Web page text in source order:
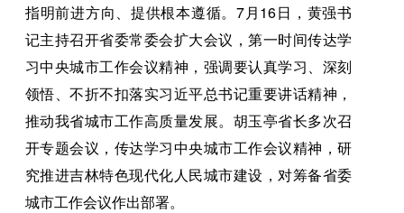
指明前进方向、提供根本遵循。7月16日，黄强书
记主持召开省委常委会扩大会议，第一时间传达学
习中央城市工作会议精神，强调要认真学习、深刻
领悟、不折不扣落实习近平总书记重要讲话精神，
推动我省城市工作高质量发展。胡玉亭省长多次召
开专题会议，传达学习中央城市工作会议精神，研
究推进吉林特色现代化人民城市建设，对筹备省委
城市工作会议作出部署。